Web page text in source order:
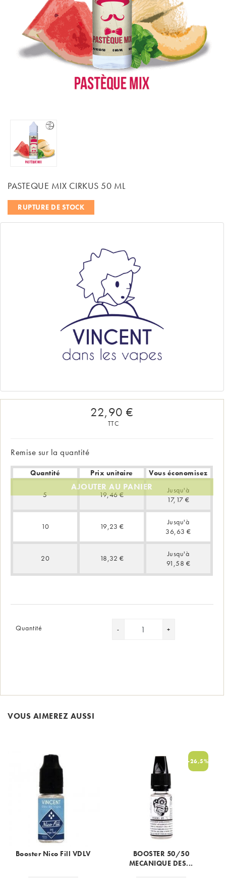
PASTEQUE MIX CIRKUS 50 ML
RUPTURE DE STOCK
22,90 €
TTC
Remise sur la quantité
Quantité Prix unitaire Vous économisez
5 19,46 €
Jusqu'à
17,17 €
10 19,23 €
Jusqu'à
36,63 €
20 18,32 €
Jusqu'à
91,58 €
Quantité
AJOUTER AU PANIER
VOUS AIMEREZ AUSSI
Booster Nico Fill VDLV
-26,5%
BOOSTER 50/50
MECANIQUE DES...